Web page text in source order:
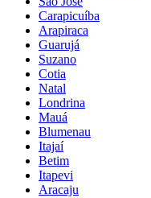
Carapicuíba
Arapiraca
Guarujá
Suzano
Cotia
Natal
Londrina
Mauá
Blumenau
Itajaí
Betim
Itapevi
Aracaju